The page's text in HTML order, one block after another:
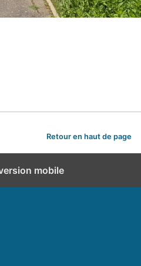
Retour en haut de page
mobile